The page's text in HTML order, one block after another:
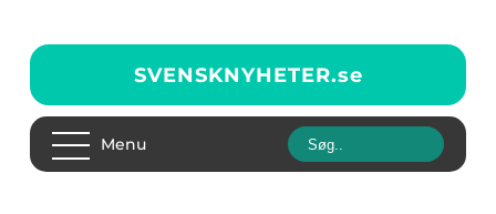
SVENSKNYHETER.se
Menu